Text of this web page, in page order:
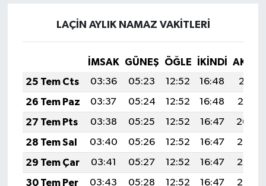
LAÇİN AYLIK NAMAZ VAKITLERI
İMSAK GÜNEŞ ÖĞLE İKINDI
25 Tem Cts
03:36 05:23 12:52 16:48
20:11
26 Tem Paz
03:37 05:24 12:52 16:48
20:10
27 Tem Pts
03:38 05:25 12:52 16:47
20:09
28 Tem Sal
03:40 05:26 12:52 16:47
20:08
29 Tem Çar
03:41 05:27 12:52 16:47
20:07
30 Tem Per
03:43 05:28 12:52 16:47
20:06